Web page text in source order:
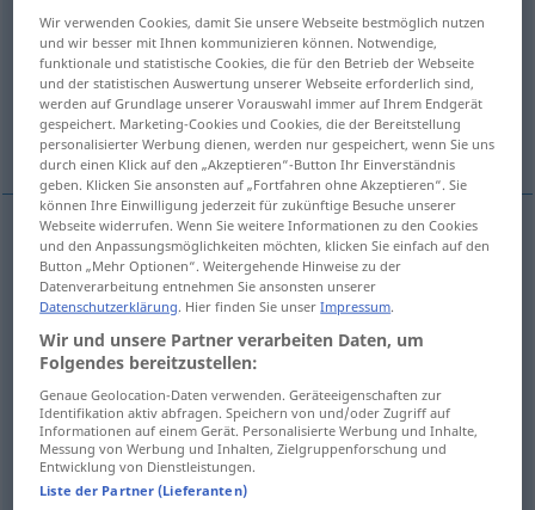
Übersicht aller Übersetzungen
(Für mehr Details die Übersetzung anklicken/antippen)
conversation, entretien communication
conversationf Gespräch(≈ Unterhaltung)
entretienm Gespräch
communicationf(téléphonique) Gespräch TEL
Wir verwenden Cookies, damit Sie unsere Webseite bestmöglich nutzen
und wir besser mit Ihnen kommunizieren können. Notwendige,
funktionale und statistische Cookies, die für den Betrieb der Webseite
und der statistischen Auswertung unserer Webseite erforderlich sind,
werden auf Grundlage unserer Vorauswahl immer auf Ihrem Endgerät
gespeichert. Marketing-Cookies und Cookies, die der Bereitstellung
personalisierter Werbung dienen, werden nur gespeichert, wenn Sie uns
durch einen Klick auf den „Akzeptieren“-Button Ihr Einverständnis
geben. Klicken Sie ansonsten auf „Fortfahren ohne Akzeptieren“. Sie
können Ihre Einwilligung jederzeit für zukünftige Besuche unserer
Webseite widerrufen. Wenn Sie weitere Informationen zu den Cookies
und den Anpassungsmöglichkeiten möchten, klicken Sie einfach auf den
Button „Mehr Optionen“. Weitergehende Hinweise zu der
Datenverarbeitung entnehmen Sie ansonsten unserer
Datenschutzerklärung. Hier finden Sie unserImpressum.
Wir und unsere Partner verarbeiten Daten, um
Folgendes bereitzustellen:
Genaue Geolocation-Daten verwenden. Geräteeigenschaften zur
Identifikation aktiv abfragen. Speichern von und/oder Zugriff auf
Informationen auf einem Gerät. Personalisierte Werbung und Inhalte,
Messung von Werbung und Inhalten, Zielgruppenforschung und
Entwicklung von Dienstleistungen.
Liste der Partner (Lieferanten)